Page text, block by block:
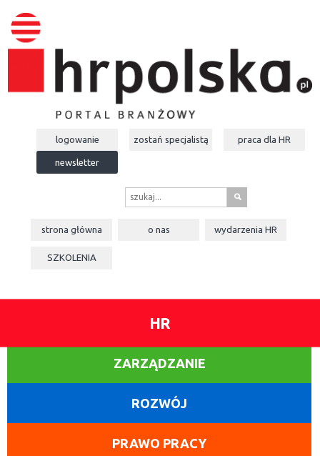
logowanie zostań specjalistą praca dla HR
newsletter
s
strona główna o nas wydarzeniaHR
SZKOLENIA
HR
ZARZĄDZANIE
ROZWÓJ
PRAWO PRACY